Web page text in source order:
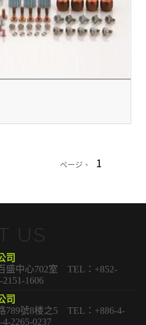
ページ、 1
US
司
盛中心702室 TEL：+852-
1606
司
789號8楼之5 TEL：+886-4-
2265-0237